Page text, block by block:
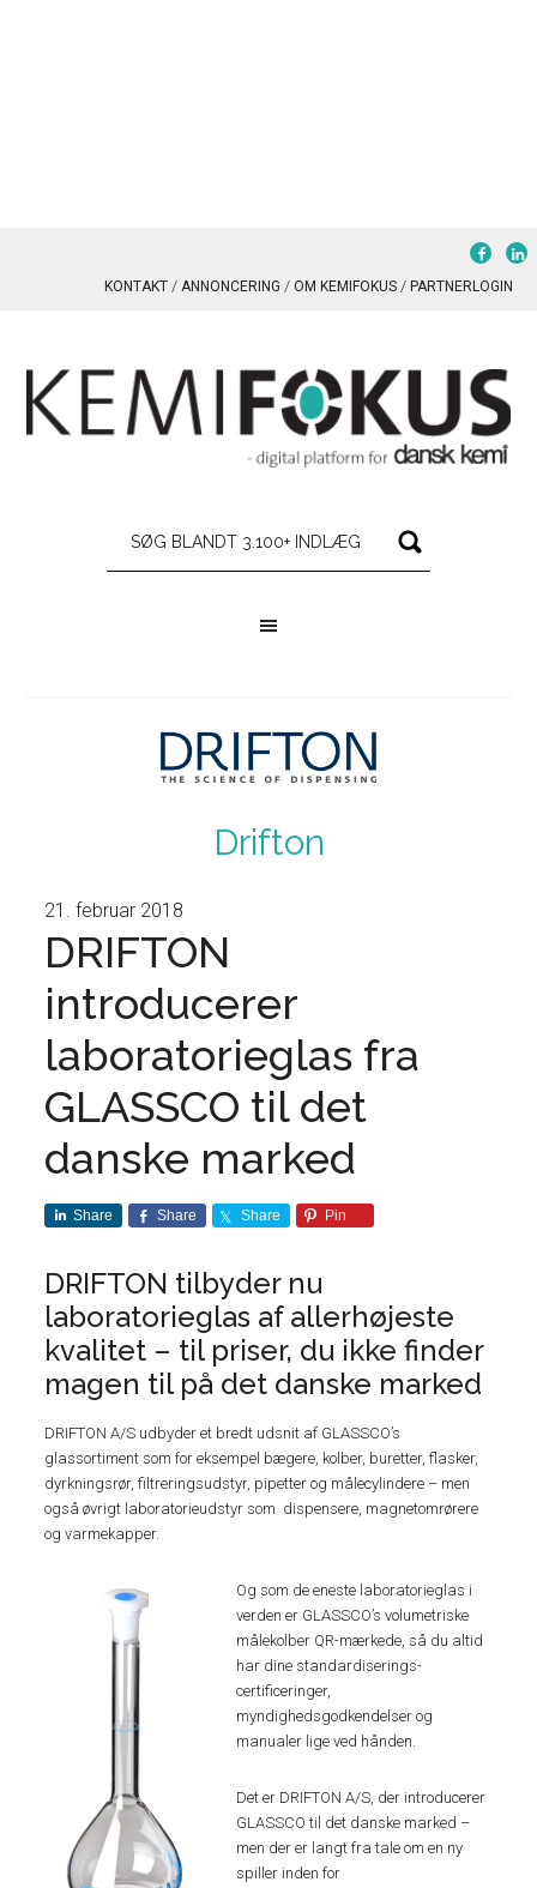
KONTAKT ANNONCERING OM KEMIFOKUS PARTNERLOGIN
Drifton
21. februar 2018
DRIFTON
introducerer
laboratorieglas fra
GLASSCO til det
danske marked
Share Share Share Pin
DRIFTON tilbyder nu
laboratorieglas af allerhøjeste
kvalitet – til priser, du ikke finder
magen til på det danske marked
DRIFTON A/S udbyder et bredt udsnit af GLASSCO’s
glassortiment som for eksempel bægere, kolber, buretter, flasker,
dyrkningsrør, filtreringsudstyr, pipetter og målecylindere – men
også øvrigt laboratorieudstyr som dispensere, magnetomrørere
og varmekapper.
Og som de eneste laboratorieglas i
verden er GLASSCO’s volumetriske
målekolber QR-mærkede, så du altid
har dine standardiserings-
certificeringer,
myndighedsgodkendelser og
manualer lige ved hånden.
Det er DRIFTON A/S, der introducerer
GLASSCO til det danske marked –
men der er langt fra tale om en ny
spiller inden for